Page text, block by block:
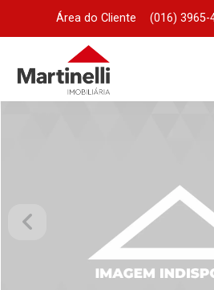
Área do Cliente (016) 3965-